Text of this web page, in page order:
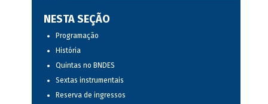
NESTA SEÇÃO
Programação
História
Quintas no BNDES
Sextas instrumentais
Reserva de ingressos